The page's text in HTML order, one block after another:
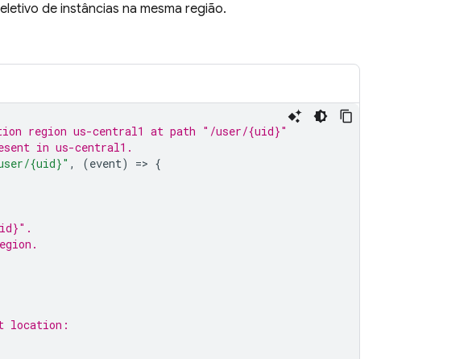
de instâncias na mesma região.
region us-central1 at path "/user/{uid}"
in us-central1.
{uid}" , (event) => {
location: